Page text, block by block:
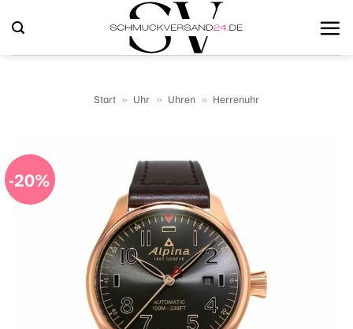
Inhalt
springen
Start » Uhr » Uhren » Herrenuhr
-20%